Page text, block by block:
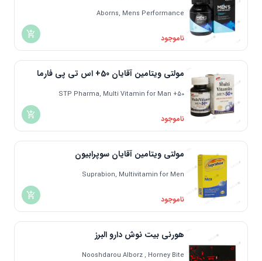
Aborns, Mens Performance
ناموجود
مولتی ویتامین آقایان 50+ اس تی پی فارما
STP Pharma, Multi Vitamin for Man +50
ناموجود
مولتی ویتامین آقایان سوپرابیون
Suprabion, Multivitamin for Men
ناموجود
هورنی بیت نوش دارو البرز
Nooshdarou Alborz , Horney Bite